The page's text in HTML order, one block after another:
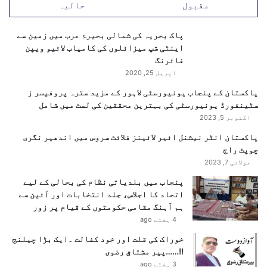
پولینڈ
📌 ممکنہ مستقبل کے حمایتی:
ریاست کو تسلیم کر سکتا ہے۔
برطانیہ
عندیہ دیا ہے۔
❌ مخالف یا غیر فیصلہ کن ممالک:
کا مؤقف ہے کہ فلسطین کو تسلیم کرنے کا وقت
ابھی نہیں آیا۔
مقبول حالیہ
پاک بحریہ کی شمالی بحیرۂ عرب میں زمین سے
اینٹی شپ میزائلوں کی کامیاب لائیو ویپن
فائرنگ
اپریل 25, 2020
پاکستان کے پنجاب یونیورسٹی لاہور کے مزید سترہ پروفیسر ز
سٹینفورڈ یونیورسٹی کی بہترین محققین کی لسٹ میں شامل
اکتوبر 5, 2023
پاکستان انٹر نیشنل ائیر لائینز فلائٹ سروس میں اندھیر نگری
چوپٹ راج
جولائی 7, 2023
پنجاب میں بلدیاتی نظام کی بحالی کے لیے
اتحاد کا اجلاس، جلد انتخابات اور آئین سے
ہم آہنگ مقامی حکومتوں کے قیام پر زور
4 ہفتے ago
خوراک کی قلت اور خود کفالت ۔ایک بڑا چیلنج
!!……پیر مشتاق رضوی
3 ہفتے ago